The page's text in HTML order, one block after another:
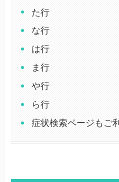
た行
な行
は行
ま行
や行
ら行
症状検索ページもご